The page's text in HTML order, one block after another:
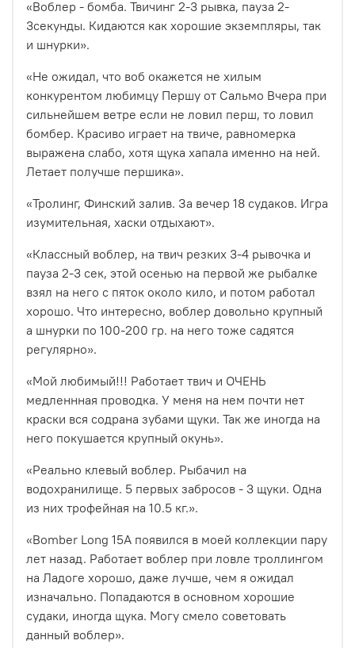
«Воблер - бомба. Твичинг 2-3 рывка, пауза 2-
3секунды. Кидаются как хорошие экземпляры, так
и шнурки».
«Не ожидал, что воб окажется не хилым
конкурентом любимцу Першу от Сальмо Вчера при
сильнейшем ветре если не ловил перш, то ловил
бомбер. Красиво играет на твиче, равномерка
выражена слабо, хотя щука хапала именно на ней.
Летает получше першика».
«Тролинг, Финский залив. За вечер 18 судаков. Игра
изумительная, хаски отдыхают».
«Классный воблер, на твич резких 3-4 рывочка и
пауза 2-3 сек, этой осенью на первой же рыбалке
взял на него с пяток около кило, и потом работал
хорошо. Что интересно, воблер довольно крупный
а шнурки по 100-200 гр. на него тоже садятся
регулярно».
«Мой любимый!!! Работает твич и ОЧЕНЬ
медленнная проводка. У меня на нем почти нет
краски вся содрана зубами щуки. Так же иногда на
него покушается крупный окунь».
«Реально клевый воблер. Рыбачил на
водохранилище. 5 первых забросов - 3 щуки. Одна
из них трофейная на 10.5 кг.».
«Bomber Long 15A появился в моей коллекции пару
лет назад. Работает воблер при ловле троллингом
на Ладоге хорошо, даже лучше, чем я ожидал
изначально. Попадаются в основном хорошие
судаки, иногда щука. Могу смело советовать
данный воблер».